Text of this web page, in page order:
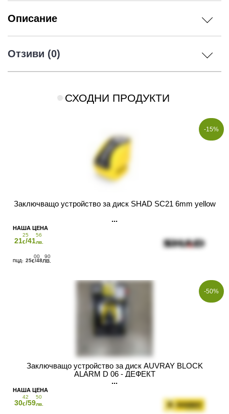
Описание
Отзиви (0)
СХОДНИ ПРОДУКТИ
-15%
Заключващо устройство за диск SHAD SC21 6mm yellow
21
25
€/41
56
лв.
25
00
€/48
90
ЛВ.
-50%
Заключващо устройство за диск AUVRAY BLOCK
ALARM D 06 - ДЕФЕКТ
30
42
€/59
50
лв.